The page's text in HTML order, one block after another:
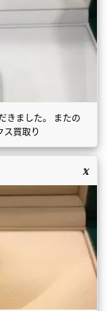
きました。 またの
ス買取り